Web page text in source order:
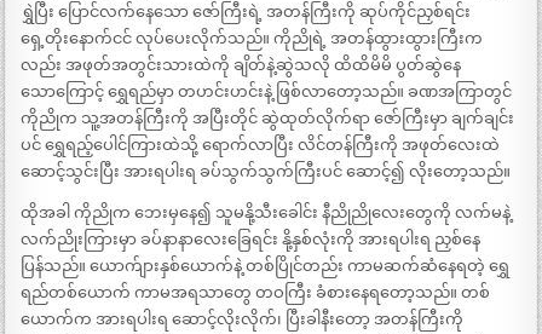
ရွှဲပြီး ပြောင်လက်နေသော ဇော်ကြီးရဲ့ အတန်ကြီးကို ဆုပ်ကိုင်ညှစ်ရင်း
ရှေ့တိုးနောက်ငင် လုပ်ပေးလိုက်သည်။ ကိုညိုရဲ့ အတန်ထွားထွားကြီးက
လည်း အဖုတ်အတွင်းသားထဲကို ချိတ်နဲ့ဆွဲသလို ထိထိမိမိ ပွတ်ဆွဲနေ
သောကြောင့် ရွှေရည်မှာ တဟင်းဟင်းနဲ့ ဖြစ်လာတော့သည်။ ခဏအကြာတွင်
ကိုညိုက သူ့အတန်ကြီးကို အပြီးတိုင် ဆွဲထုတ်လိုက်ရာ ဇော်ကြီးမှာ ချက်ချင်း
ပင် ရွှေရည့်ပေါင်ကြားထဲသို့ ရောက်လာပြီး လိင်တန်ကြီးကို အဖုတ်လေးထဲ
ဆောင့်သွင်းပြီး အားရပါးရ ခပ်သွက်သွက်ကြီးပင် ဆောင့်၍ လိုးတော့သည်။
ထိုအခါ ကိုညိုက ဘေးမှနေ၍ သူမနို့သီးခေါင်း နီညိုညိုလေးတွေကို လက်မနဲ့
လက်ညိုးကြားမှာ ခပ်နာနာလေးခြေရင်း နို့နှစ်လုံးကို အားရပါးရ ညှစ်နေ
ပြန်သည်။ ယောက်ျားနှစ်ယောက်နဲ့ တစ်ပြိုင်တည်း ကာမဆက်ဆံနေရတဲ့ ရွှေ
ရည်တစ်ယောက် ကာမအရသာတွေ တဝကြီး ခံစားနေရတော့သည်။ တစ်
ယောက်က အားရပါးရ ဆောင့်လိုးလိုက်၊ ပြီးခါနီးတော့ အတန်ကြီးကို